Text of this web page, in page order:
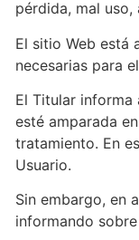
pérdida, mal
El sitio Web está
necesarias para
El Titular informa
esté amparada
tratamiento. En
Usuario.
Sin embargo, en
informando